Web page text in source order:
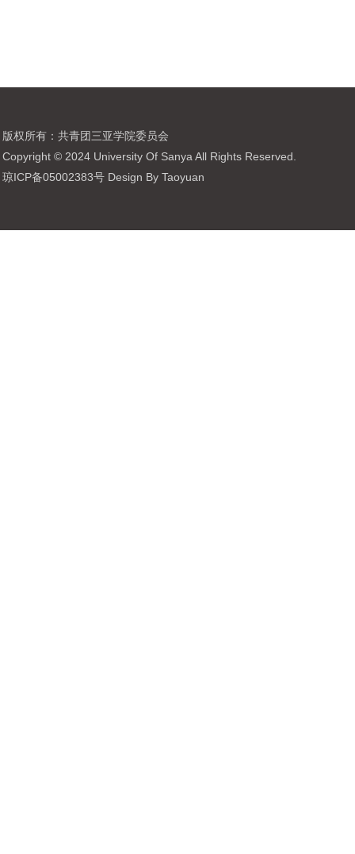
版权所有：共青团三亚学院委员会
Copyright © 2024 University Of Sanya All Rights Reserved.
琼ICP备05002383号 Design By Taoyuan